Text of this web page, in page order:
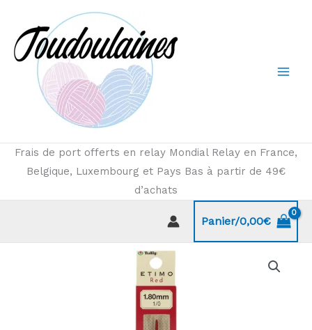
contenu
Frais de port offerts en relay Mondial Relay en France,
Belgique, Luxembourg et Pays Bas à partir de 49€
d’achats
Panier/0,00€